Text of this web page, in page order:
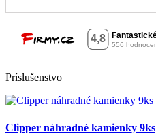
Príslušenstvo
Clipper náhradné kamienky 9ks